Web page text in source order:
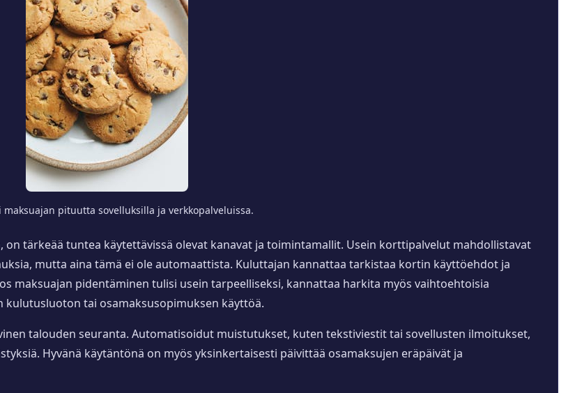
maksuajan pituutta sovelluksilla ja verkkopalveluissa.
tärkeää tuntea käytettävissä olevat kanavat ja toimintamallit. Usein korttipalvelut mahdollistavat
mutta aina tämä ei ole automaattista. Kuluttajan kannattaa tarkistaa kortin käyttöehdot ja
maksuajan pidentäminen tulisi usein tarpeelliseksi, kannattaa harkita myös vaihtoehtoisia
tai osamaksusopimuksen käyttöä.
talouden seuranta. Automatisoidut muistutukset, kuten tekstiviestit tai sovellusten ilmoitukset,
Hyvänä käytäntönä on myös yksinkertaisesti päivittää osamaksujen eräpäivät ja